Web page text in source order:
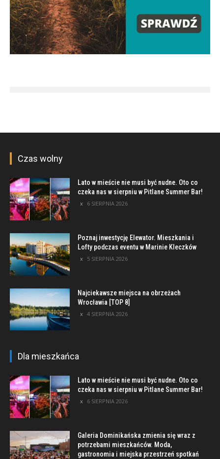
Czas wolny
Lato w mieście nie musi być nudne. Oto co
czeka nas w sierpniu w Pitlane Summer Bar!
6 SIERPNIA 2026
Poznaj inwestycję Elewator. Mieszkania i
Lofty podczas eventu w Marinie Kleczków
5 SIERPNIA 2026
Najciekawsze miejsca na obrzeżach
Wrocławia [TOP 8]
4 SIERPNIA 2026
Dla mieszkańca
Lato w mieście nie musi być nudne. Oto co
czeka nas w sierpniu w Pitlane Summer Bar!
6 SIERPNIA 2026
Galeria Dominikańska zmienia się wraz z
potrzebami mieszkańców. Moda,
gastronomia i miejska przestrzeń spotkań